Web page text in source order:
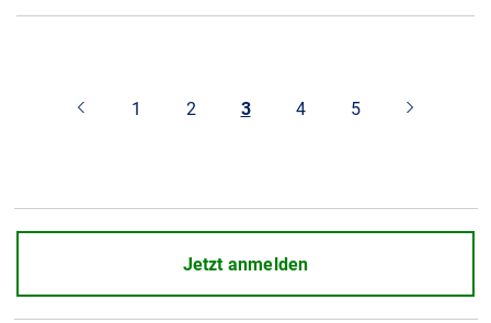
1 2 3 4 5
Jetzt anmelden